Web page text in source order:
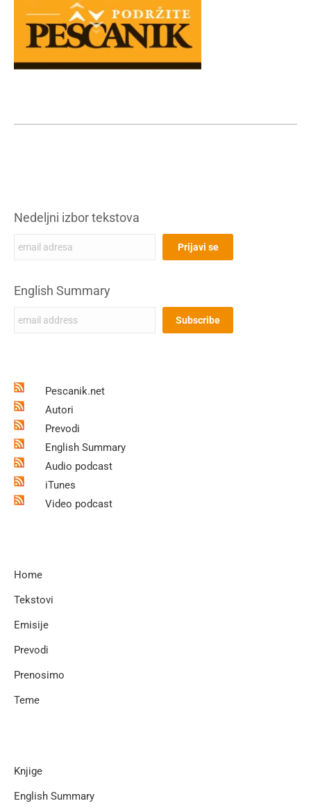
Nedeljni izbor tekstova
English Summary
Pescanik.net
Autori
Prevodi
English Summary
Audio podcast
iTunes
Video podcast
Home
Tekstovi
Emisije
Prevodi
Prenosimo
Teme
Knjige
English Summary